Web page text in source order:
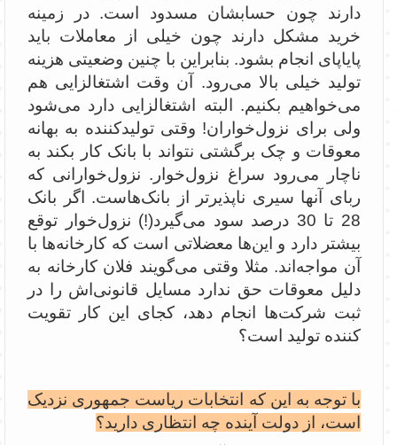
دارند چون حسابشان مسدود است. در زمینه
خرید مشکل دارند چون خیلی از معاملات باید
پایاپای انجام بشود. بنابراین با چنین وضعیتی هزینه
تولید خیلی بالا می‌رود. آن وقت اشتغالزایی هم
می‌خواهیم بکنیم. البته اشتغالزایی دارد می‌شود
ولی برای نزول‌خواران! وقتی تولیدکننده به بهانه
معوقات و چک برگشتی نتواند با بانک کار بکند به
ناچار می‌رود سراغ نزول‌خوار. نزول‌خوارانی که
ربای آنها سیری ناپذیرتر از بانک‌هاست. اگر بانک
28 تا 30 درصد سود می‌گیرد(!) نزول‌خوار توقع
بیشتر دارد و این‌ها معضلاتی است که کارخانه‌ها با
آن مواجه‌اند. مثلا وقتی می‌گویند فلان کارخانه به
دلیل معوقات حق ندارد مسایل قانونی‌اش را در
ثبت شرکت‌ها انجام دهد، کجای این کار تقویت
کننده تولید است؟
با توجه به این که انتخابات ریاست جمهوری نزدیک
است، از دولت آینده چه انتظاری دارید؟